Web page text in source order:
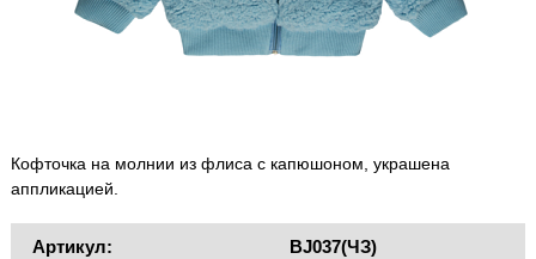
Кофточка на молнии из флиса с капюшоном, украшена
аппликацией.
Артикул: BJ037(ЧЗ)